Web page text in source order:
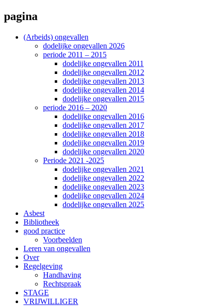
pagina
(Arbeids) ongevallen
dodelijke ongevallen 2026
periode 2011 – 2015
dodelijke ongevallen 2011
dodelijke ongevallen 2012
dodelijke ongevallen 2013
dodelijke ongevallen 2014
dodelijke ongevallen 2015
periode 2016 – 2020
dodelijke ongevallen 2016
dodelijke ongevallen 2017
dodelijke ongevallen 2018
dodelijke ongevallen 2019
dodelijke ongevallen 2020
Periode 2021 -2025
dodelijke ongevallen 2021
dodelijke ongevallen 2022
dodelijke ongevallen 2023
dodelijke ongevallen 2024
dodelijke ongevallen 2025
Asbest
Bibliotheek
good practice
Voorbeelden
Leren van ongevallen
Over
Regelgeving
Handhaving
Rechtspraak
STAGE
VRIJWILLIGER